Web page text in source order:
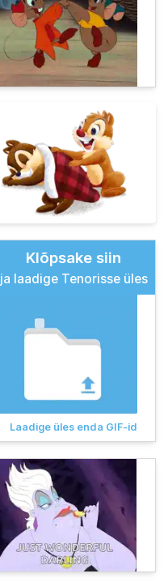
Klõpsake siin
ja laadige Tenorisse üles
Laadige üles enda GIF-id